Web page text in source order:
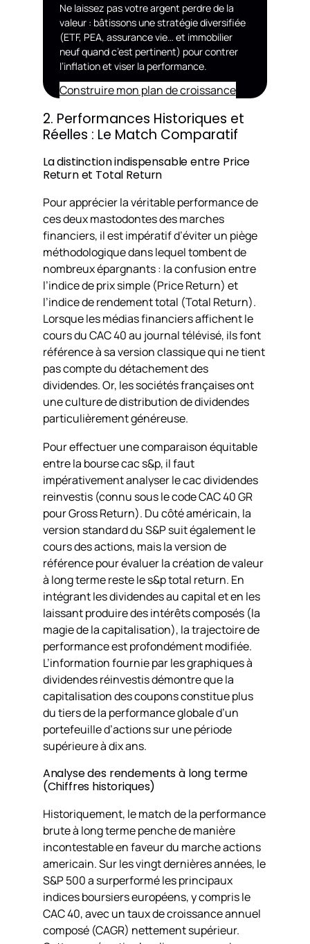
Ne laissez pas votre argent perdre de la
valeur : bâtissons une stratégie diversifiée
(ETF, PEA, assurance vie… et immobilier
neuf quand c’est pertinent) pour contrer
l’inflation et viser la performance.
Construire mon plan de croissance
2. Performances Historiques et
Réelles : Le Match Comparatif
La distinction indispensable entre Price
Return et Total Return
Pour apprécier la véritable performance de
ces deux mastodontes des marches
financiers, il est impératif d’éviter un piège
méthodologique dans lequel tombent de
nombreux épargnants : la confusion entre
l’indice de prix simple (Price Return) et
l’indice de rendement total (Total Return).
Lorsque les médias financiers affichent le
cours du CAC 40 au journal télévisé, ils font
référence à sa version classique qui ne tient
pas compte du détachement des
dividendes. Or, les sociétés françaises ont
une culture de distribution de dividendes
particulièrement généreuse.
Pour effectuer une comparaison équitable
entre la bourse cac s&p, il faut
impérativement analyser le cac dividendes
reinvestis (connu sous le code CAC 40 GR
pour Gross Return). Du côté américain, la
version standard du S&P suit également le
cours des actions, mais la version de
référence pour évaluer la création de valeur
à long terme reste le s&p total return. En
intégrant les dividendes au capital et en les
laissant produire des intérêts composés (la
magie de la capitalisation), la trajectoire de
performance est profondément modifiée.
L’information fournie par les graphiques à
dividendes réinvestis démontre que la
capitalisation des coupons constitue plus
du tiers de la performance globale d’un
portefeuille d’actions sur une période
supérieure à dix ans.
Analyse des rendements à long terme
(Chiffres historiques)
Historiquement, le match de la performance
brute à long terme penche de manière
incontestable en faveur du marche actions
americain. Sur les vingt dernières années, le
S&P 500 a surperformé les principaux
indices boursiers européens, y compris le
CAC 40, avec un taux de croissance annuel
composé (CAGR) nettement supérieur.